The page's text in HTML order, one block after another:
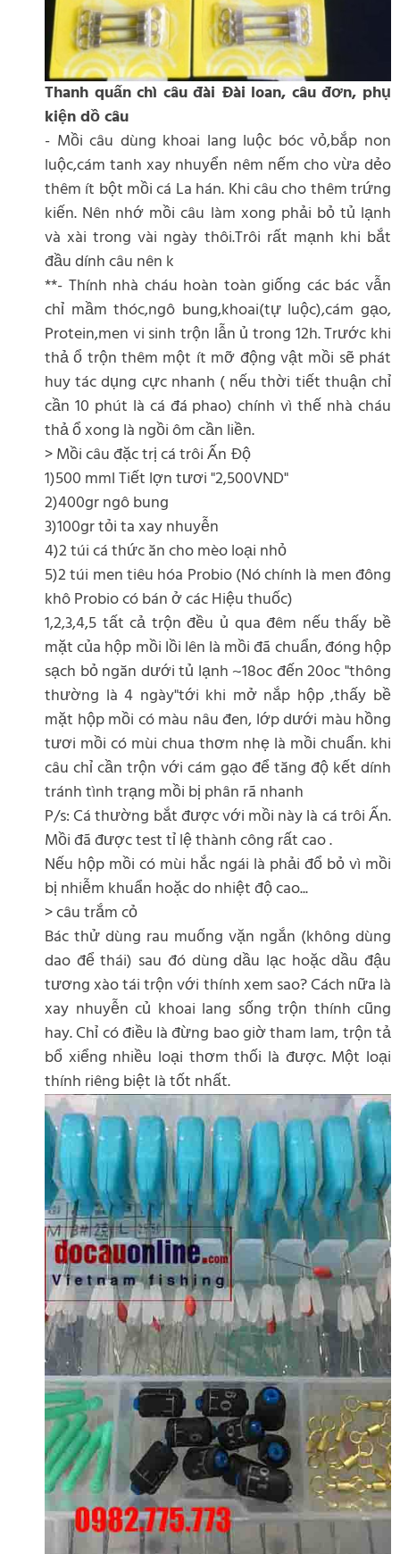
Thanh quấn chì câu đài Đài loan, câu đơn, phụ
kiện dồ câu
- Mồi câu dùng khoai lang luộc bóc vỏ,bắp non
luộc,cám tanh xay nhuyển nêm nếm cho vừa dẻo
thêm ít bột mồi cá La hán. Khi câu cho thêm trứng
kiến. Nên nhớ mồi câu làm xong phải bỏ tủ lạnh
và xài trong vài ngày thôi.Trôi rất mạnh khi bắt
đầu dính câu nên k
**- Thính nhà cháu hoàn toàn giống các bác vẫn
chỉ mầm thóc,ngô bung,khoai(tự luộc),cám gạo,
Protein,men vi sinh trộn lẫn ủ trong 12h. Trước khi
thả ổ trộn thêm một ít mỡ động vật mồi sẽ phát
huy tác dụng cực nhanh ( nếu thời tiết thuận chỉ
cần 10 phút là cá đá phao) chính vì thế nhà cháu
thả ổ xong là ngồi ôm cần liền.
> Mồi câu đặc trị cá trôi Ấn Độ
1)500 mml Tiết lợn tươi "2,500VND"
2)400gr ngô bung
3)100gr tỏi ta xay nhuyễn
4)2 túi cá thức ăn cho mèo loại nhỏ
5)2 túi men tiêu hóa Probio (Nó chính là men đông
khô Probio có bán ở các Hiệu thuốc)
1,2,3,4,5 tất cả trộn đều ủ qua đêm nếu thấy bề
mặt của hộp mồi lồi lên là mồi đã chuẩn, đóng hộp
sạch bỏ ngăn dưới tủ lạnh ~18oc đến 20oc "thông
thường là 4 ngày"tới khi mở nắp hộp ,thấy bề
mặt hộp mồi có màu nâu đen, lớp dưới màu hồng
tươi mồi có mùi chua thơm nhẹ là mồi chuẩn. khi
câu chỉ cần trộn với cám gạo để tăng độ kết dính
tránh tình trạng mồi bị phân rã nhanh
P/s: Cá thường bắt được với mồi này là cá trôi Ấn.
Mồi đã được test tỉ lệ thành công rất cao .
Nếu hộp mồi có mùi hắc ngái là phải đổ bỏ vì mồi
bị nhiễm khuẩn hoặc do nhiệt độ cao...
> câu trắm cỏ
Bác thử dùng rau muống vặn ngắn (không dùng
dao để thái) sau đó dùng dầu lạc hoặc dầu đậu
tương xào tái trộn với thính xem sao? Cách nữa là
xay nhuyễn củ khoai lang sống trộn thính cũng
hay. Chỉ có điều là đừng bao giờ tham lam, trộn tả
bổ xiểng nhiều loại thơm thối là được. Một loại
thính riêng biệt là tốt nhất.